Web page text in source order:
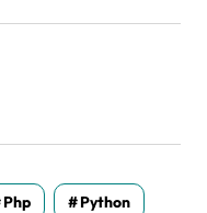
Php Python